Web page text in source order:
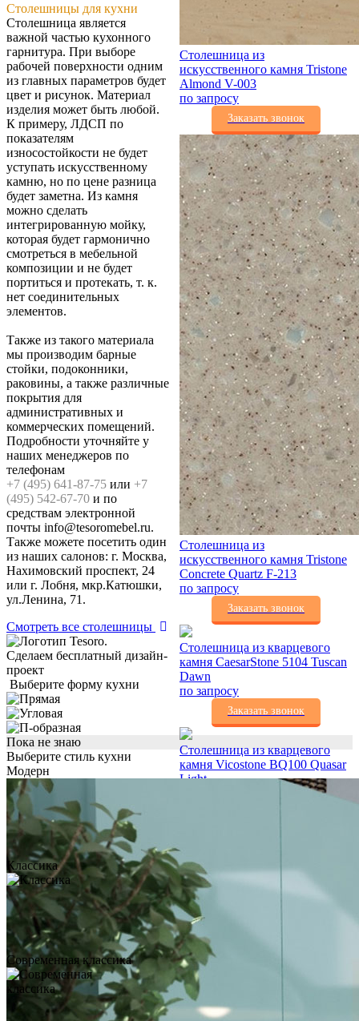
Столешницы для кухни
Столешница является
важной частью кухонного
гарнитура. При выборе
рабочей поверхности одним
из главных параметров будет
цвет и рисунок. Материал
изделия может быть любой.
К примеру, ЛДСП по
показателям
износостойкости не будет
уступать искусственному
камню, но по цене разница
будет заметна. Из камня
можно сделать
интегрированную мойку,
которая будет гармонично
смотреться в мебельной
композиции и не будет
портиться и протекать, т. к.
нет соединительных
элементов.
Также из такого материала
мы производим барные
стойки, подоконники,
раковины, а также различные
покрытия для
административных и
коммерческих помещений.
Подробности уточняйте у
наших менеджеров по
телефонам
+7 (495) 641-87-75 или +7
(495) 542-67-70 и по
средствам электронной
почты info@tesoromebel.ru.
Также можете посетить один
из наших салонов: г. Москва,
Нахимовский проспект, 24
или г. Лобня, мкр.Катюшки,
ул.Ленина, 71.
Смотреть все столешницы
Столешница из
искусственного камня Tristone
Almond V-003
по запросу
Заказать звонок
Столешница из
искусственного камня Tristone
Concrete Quartz F-213
по запросу
Заказать звонок
Столешница из кварцевого
камня CaesarStone 5104 Tuscan
Dawn
по запросу
Заказать звонок
Столешница из кварцевого
камня Vicostone BQ100 Quasar
Light
Столешница из кварцевого
камня Technistone Noble
Olympos Mist
по запросу
Столешница из
искусственного камня Corian
White Jasmine
по запросу
Заказать звонок
Сделаем бесплатный дизайн-
проект
Выберите форму кухни
Пока не знаю
Выберите стиль кухни
Модерн
Классика
Современная классика